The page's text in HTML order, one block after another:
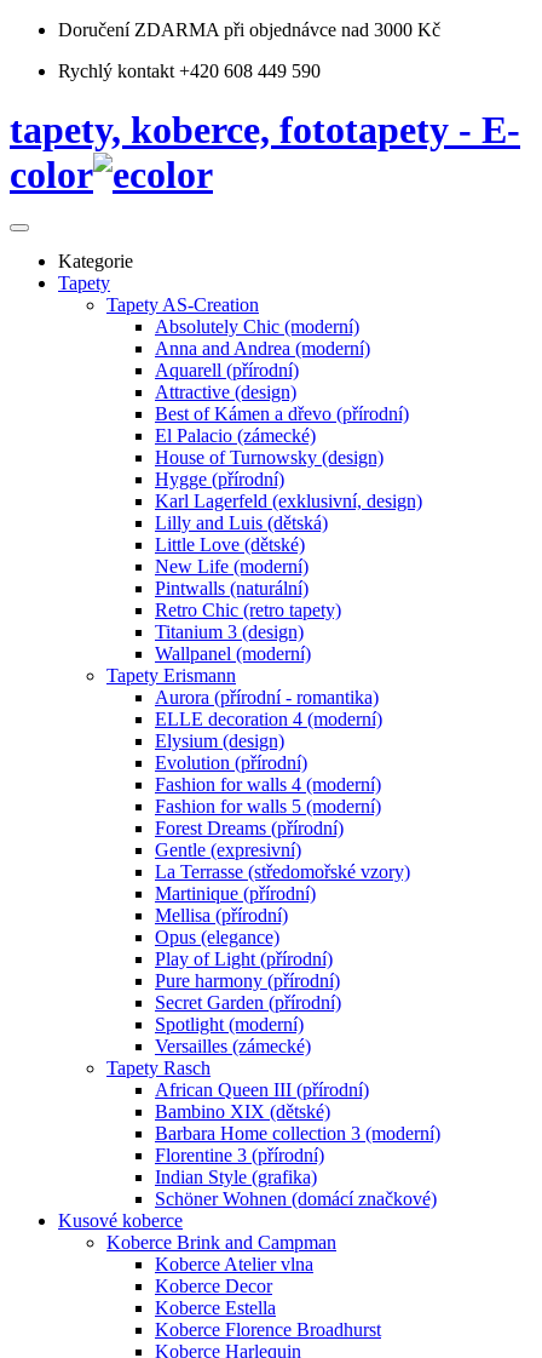
Doručení ZDARMA při objednávce nad 3000 Kč
Rychlý kontakt +420 608 449 590
tapety, koberce, fototapety - E-
color
Kategorie
Tapety
Tapety AS-Creation
Absolutely Chic (moderní)
Anna and Andrea (moderní)
Aquarell (přírodní)
Attractive (design)
Best of Kámen a dřevo (přírodní)
El Palacio (zámecké)
House of Turnowsky (design)
Hygge (přírodní)
Karl Lagerfeld (exklusivní, design)
Lilly and Luis (dětská)
Little Love (dětské)
New Life (moderní)
Pintwalls (naturální)
Retro Chic (retro tapety)
Titanium 3 (design)
Wallpanel (moderní)
Tapety Erismann
Aurora (přírodní - romantika)
ELLE decoration 4 (moderní)
Elysium (design)
Evolution (přírodní)
Fashion for walls 4 (moderní)
Fashion for walls 5 (moderní)
Forest Dreams (přírodní)
Gentle (expresivní)
La Terrasse (středomořské vzory)
Martinique (přírodní)
Mellisa (přírodní)
Opus (elegance)
Play of Light (přírodní)
Pure harmony (přírodní)
Secret Garden (přírodní)
Spotlight (moderní)
Versailles (zámecké)
Tapety Rasch
African Queen III (přírodní)
Bambino XIX (dětské)
Barbara Home collection 3 (moderní)
Florentine 3 (přírodní)
Indian Style (grafika)
Schöner Wohnen (domácí značkové)
Kusové koberce
Koberce Brink and Campman
Koberce Atelier vlna
Koberce Decor
Koberce Estella
Koberce Florence Broadhurst
Koberce Harlequin